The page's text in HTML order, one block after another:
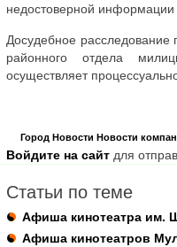
недостоверной
Досудебное расследование
районного отдела
осуществляет
Город Новости Новости
Войдите на сайт для
Статьи по теме
Афиша кинотеатра им.
Афиша кинотеатров